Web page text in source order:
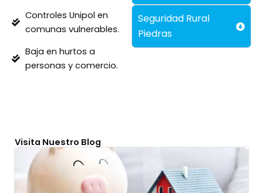
Controles Unipol en
comunas vulnerables.
Baja en hurtos a
personas y comercio.
Seguridad Rural
Piedras
Visita Nuestro Blog